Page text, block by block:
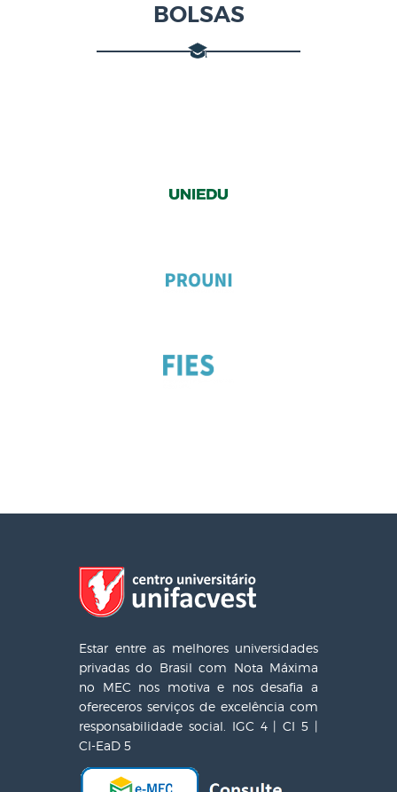
BOLSAS
Estar entre as melhores universidades
privadas do Brasil com Nota Máxima
no MEC nos motiva e nos desafia a
ofereceros serviços de excelência com
responsabilidade social. IGC 4 | CI 5 |
CI-EaD 5